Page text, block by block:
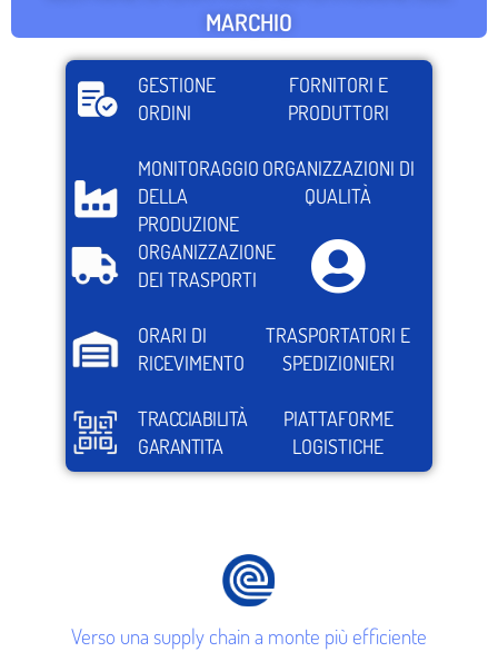
MARCHIO
GESTIONE
ORDINI
FORNITORI E
PRODUTTORI
MONITORAGGIO
DELLA
PRODUZIONE
ORGANIZZAZIONI DI
QUALITÀ
ORGANIZZAZIONE
DEI TRASPORTI
ORARI DI
RICEVIMENTO
TRASPORTATORI E
SPEDIZIONIERI
TRACCIABILITÀ
GARANTITA
PIATTAFORME
LOGISTICHE
Verso una supply chain a monte più efficiente